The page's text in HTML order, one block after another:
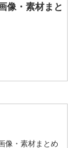
像・素材まと
像・素材まとめ